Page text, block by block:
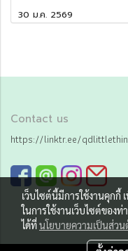
30 ม.ค. 2569
Contact us
https://linktr.ee/
เว็บไซต์นี้มีการใช้งานคุก
ในการใช้งานเว็บไซต์ของ
ได้ที่นโยบายความเป็นส่วน